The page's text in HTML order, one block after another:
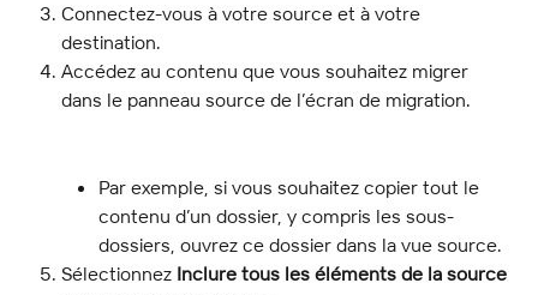
Connectez-vous à votre source et à votre
destination.
Accédez au contenu que vous souhaitez migrer
dans le panneau source de l’écran de migration.
Par exemple, si vous souhaitez copier tout le
contenu d’un dossier, y compris les sous-
dossiers, ouvrez ce dossier dans la vue source.
Sélectionnez Inclure tous les éléments de la source